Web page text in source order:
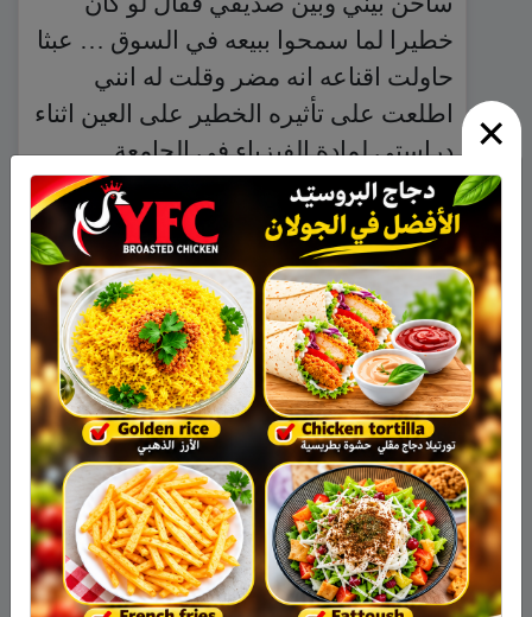
×
خطيرا لما سمحوا ببيعه في السوق … عبثا
حاولت اقناعه انه مضر وقلت له انني
اطلعت على تأثيره الخطير على العين اثناء
دراستي لمادة الفيزياء في الجامعة …..
لكن ذلك لم يقنعه وكان نصيبي السخرية
وأنني أبالغ وأعمل من الحبة قبة …. ارجو
ان تقنع هذه الحادثة صديقي وأمثاله
بخطورة مثل هذه الألعاب!!!!!!!!!
ولي أمر:
06/02/2014 الساعة 14:22
أرجو من المدارس تخصيص درس للشرح
للطلاب عن خطورة اقلام الليزر لأننا فعلا
لم نعرف أنها خطيرة بهذا الشكل
اب: